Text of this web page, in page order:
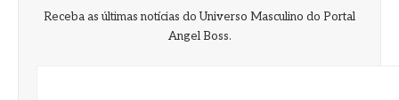
Receba as últimas notícias do Universo Masculino do Portal
Angel Boss.